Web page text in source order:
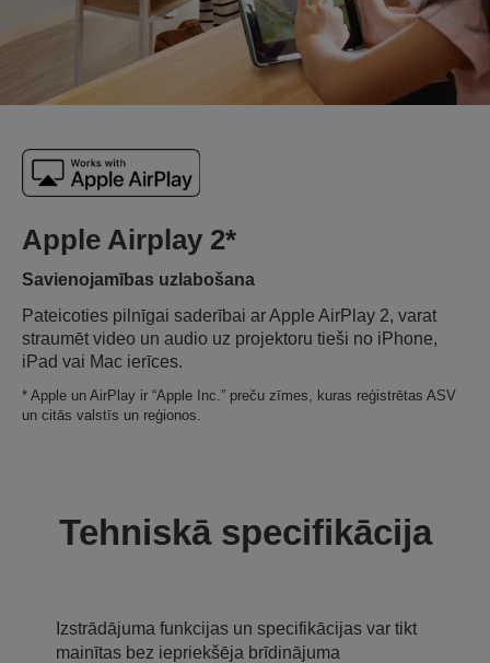
Apple Airplay 2*
Savienojamības uzlabošana
Pateicoties pilnīgai saderībai ar Apple AirPlay 2, varat
straumēt video un audio uz projektoru tieši no iPhone,
iPad vai Mac ierīces.
* Apple un AirPlay ir “Apple Inc.” preču zīmes, kuras reģistrētas ASV
un citās valstīs un reģionos.
Tehniskā specifikācija
Izstrādājuma funkcijas un specifikācijas var tikt
mainītas bez iepriekšēja brīdinājuma